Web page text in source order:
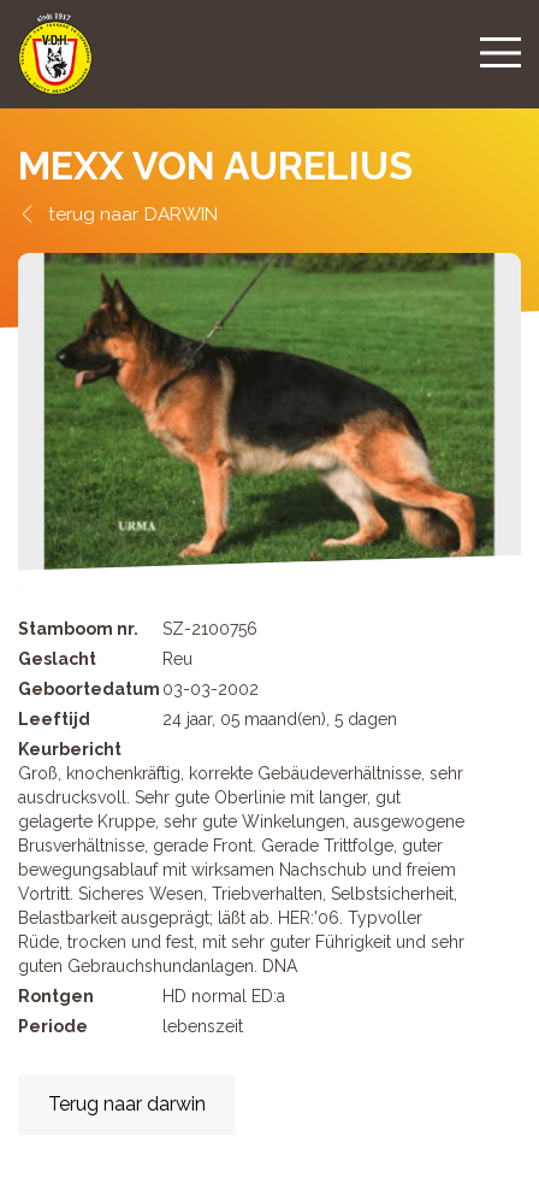
MEXX VON AURELIUS
DARWIN
Stamboom nr.
SZ-2100756
Geslacht
Reu
Geboortedatum 03-03-2002
Leeftijd
24 jaar, 05 maand(en), 5 dagen
Keurbericht
Groß, knochenkräftig, korrekte Gebäudeverhältnisse, sehr
ausdrucksvoll. Sehr gute Oberlinie mit langer, gut
gelagerte Kruppe, sehr gute Winkelungen, ausgewogene
Brusverhältnisse, gerade Front. Gerade Trittfolge, guter
bewegungsablauf mit wirksamen Nachschub und freiem
Vortritt. Sicheres Wesen, Triebverhalten, Selbstsicherheit,
Belastbarkeit ausgeprägt; läßt ab. HER:'06. Typvoller
Rüde, trocken und fest, mit sehr guter Führigkeit und sehr
guten Gebrauchshundanlagen. DNA
Rontgen
HD normal ED:a
Periode
lebenszeit
Terug naar darwin